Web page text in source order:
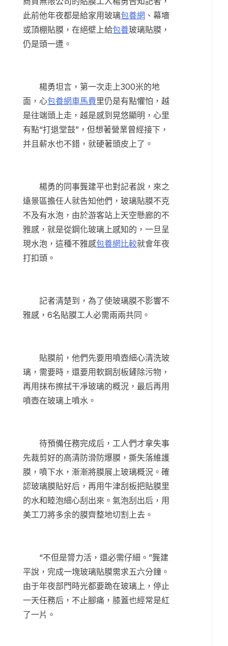
此前他年夜都是給家用玻璃包養網 、幕墻
或頂棚貼膜，在絕壁上給包養玻璃貼膜，
仍是頭一遭。
楊勇坦言，第一次走上300米的地
面，心包養網車馬費里仍是有點懼怕，越
是往端頭上走，越是感到晃悠顯明，心里
有點“打退堂鼓”，但想著營業曾經接下，
并且薪水也不錯，就硬著頭皮上了。
楊勇的同事龔建平也對記者說，來之
遠景區擔任人就告知他們，玻璃貼膜不克
不及有水泡，由於游客站上天空懸廊的不
雅感，就是從鋼化玻璃上感知的，一旦呈
現水泡，這種不雅感包養網比較就會年夜
打扣頭。
記者清楚到，為了使玻璃膜不影響不
雅感，6名貼膜工人必需兩兩共同。
貼膜前，他們先要用噴壺細心清洗玻
璃，需要時，還要用軟鋼刮板鏟除污物，
再用抹布擦拭干凈玻璃的概況，最后再用
噴壺在玻璃上噴水。
待預備任務完成后，工人們才拿失事
先裁剪好的高清防滑防爆膜，撕失落維護
膜，噴下水，漸漸將膜展上玻璃概況。確
認玻璃膜貼好后，再用牛津刮板把貼膜里
的水和睦泡細心刮出來。氣泡刮出后，用
美工刀將多余的膜齊整地切割上去。
“不但是膂力活，還必需仔細。”龔建
平說，完成一塊玻璃貼膜需求五六分鐘。
由于年夜部門時光都要跪在玻璃上，停止
一天任務后，不止腳痛，膝蓋也經常是紅
了一片。